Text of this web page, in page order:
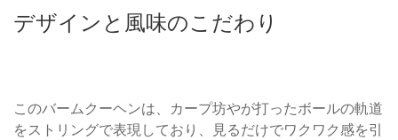
デザインと風味のこだわり
このバームクーヘンは、カープ坊やが打ったボールの軌道
をストリングで表現しており、見るだけでワクワク感を引